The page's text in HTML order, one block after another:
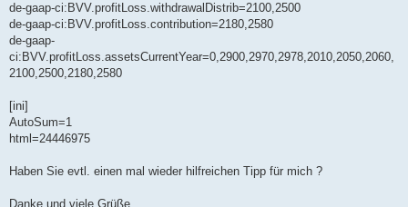
de-gaap-ci:BVV.profitLoss.withdrawalDistrib=2100,2500
de-gaap-ci:BVV.profitLoss.contribution=2180,2580
de-gaap-
ci:BVV.profitLoss.assetsCurrentYear=0,2900,2970,2978,2010,2050,2060,
2100,2500,2180,2580
[ini]
AutoSum=1
html=24446975
Haben Sie evtl. einen mal wieder hilfreichen Tipp für mich ?
Danke und viele Grüße